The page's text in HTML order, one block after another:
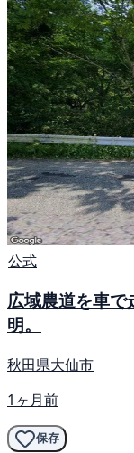
公式
広域農道を車
明。
秋田県大仙市
1ヶ月前
保存